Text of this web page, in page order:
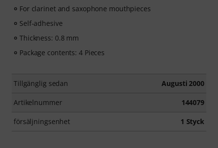
For clarinet and saxophone mouthpieces
Self-adhesive
Thickness: 0.8 mm
Package contents: 4 Pieces
Tillgänglig sedan Augusti 2000
Artikelnummer 144079
försäljningsenhet 1 Styck